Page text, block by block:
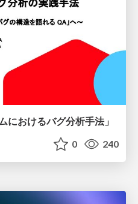
おけるバグ分析手法」
0 240